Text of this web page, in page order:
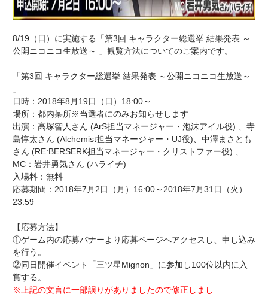
8/19（日）に実施する「第3回 キャラクター総選挙 結果発表 ～
公開ニコニコ生放送～ 」観覧方法についてのご案内です。
「第3回 キャラクター総選挙 結果発表 ～公開ニコニコ生放送～
」
日時：2018年8月19日（日）18:00～
場所：都内某所※当選者にのみお知らせします
出演：高塚智人さん (ArS担当マネージャー・泡沫アイル役) 、寺
島惇太さん (Alchemist担当マネージャー・UJ役)、中澤まさとも
さん (RE:BERSERK担当マネージャー・クリストファー役) 、
MC：岩井勇気さん (ハライチ)
入場料：無料
応募期間：2018年7月2日（月）16:00～2018年7月31日（火）
23:59
【応募方法】
①ゲーム内の応募バナーより応募ページへアクセスし、申し込み
を行う。
②同日開催イベント「三ツ星Mignon」に参加し100位以内に入
賞する。
※上記の文言に一部誤りがありましたので修正しまし